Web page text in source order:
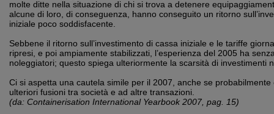
molte ditte nella situazione di chi si trova a detenere
alcune di loro, di conseguenza, hanno conseguito un ritorno
iniziale poco soddisfacente.
Sebbene il ritorno sull’investimento di cassa iniziale e le tariffe
ripresi, e poi ampiamente stabilizzati, l’esperienza del 2005 ha
noleggiatori; questo spiega ulteriormente la scarsità di investimenti
Ci si aspetta una cautela simile per il 2007, anche se
ulteriori fusioni tra società e ad altre transazioni.
(da: Containerisation International Yearbook 2007, pag. 15)